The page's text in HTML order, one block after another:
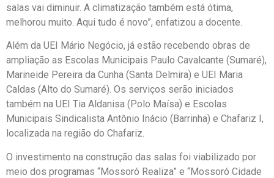
salas vai diminuir. A climatização também está ótima,
melhorou muito. Aqui tudo é novo”, enfatizou a docente.
Além da UEI Mário Negócio, já estão recebendo obras de
ampliação as Escolas Municipais Paulo Cavalcante (Sumaré),
Marineide Pereira da Cunha (Santa Delmira) e UEI Maria
Caldas (Alto do Sumaré). Os serviços serão iniciados
também na UEI Tia Aldanisa (Polo Maísa) e Escolas
Municipais Sindicalista Antônio Inácio (Barrinha) e Chafariz I,
localizada na região do Chafariz.
O investimento na construção das salas foi viabilizado por
meio dos programas “Mossoró Realiza” e “Mossoró Cidade